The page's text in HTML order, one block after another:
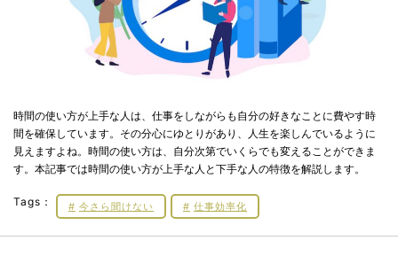
時間の使い方が上手な人は、仕事をしながらも自分の好きなことに費やす時
間を確保しています。その分心にゆとりがあり、人生を楽しんでいるように
見えますよね。時間の使い方は、自分次第でいくらでも変えることができま
す。本記事では時間の使い方が上手な人と下手な人の特徴を解説します。
Tags： 今さら聞けない 仕事効率化